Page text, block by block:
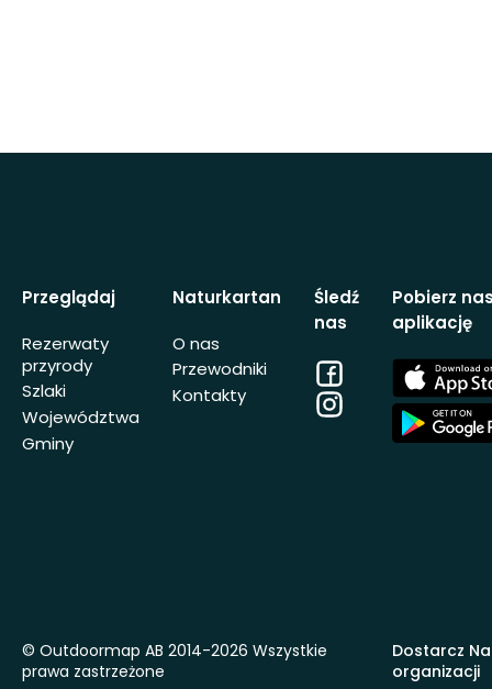
Przeglądaj
Rezerwaty
przyrody
Szlaki
Województwa
Gminy
Naturkartan
O nas
Przewodniki
Kontakty
Śledź
nas
Facebook
Instagram
Pobierz
aplikację
App
Store
App
Store
Dostarcz
organizacji
© Outdoormap AB 2014-2026 Wszystkie
prawa zastrzeżone